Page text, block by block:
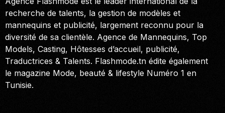
recherche de talents, la gestion de modèles et
mannequins et publicité, largement reconnu pour la
diversité de sa clientèle. Agence de Mannequins, Top
Models, Casting, Hôtesses d’accueil, publicité,
Traductrices & Talents. Flashmode.tn édite également
le magazine Mode, beauté & lifestyle Numéro 1 en
Tunisie.